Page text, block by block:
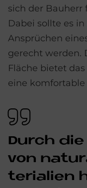
sich der Bauherr
Dabei sollte es
Ansprüchen
gerecht werden.
Fläche bietet
eine
Durch
von
te­ria­li­en